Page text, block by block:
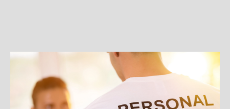
far crescere la tua carriera nel fitness.